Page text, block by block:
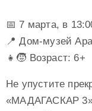
📅 7 марта, в
📍 Дом-музей
👧🧒 Возраст: 6+
Не упустите
«МАДАГАСКАР 3»